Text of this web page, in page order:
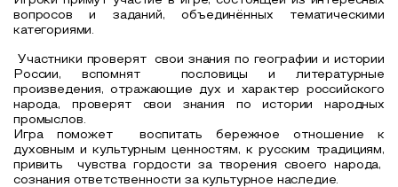
вопросов и заданий, объединённых тематическими
категориями.
Участники проверят
свои знания по географии и истории
России, вспомнят
пословицы и литературные
произведения, отражающие дух и характер российского
народа, проверят свои знания по истории народных
промыслов
Игра поможет
воспитать бережное отношение к
духовным и культурным ценностям, к русским традициям,
привить
чувства гордости за творения своего народа,
сознания ответственности за культурное наследие.